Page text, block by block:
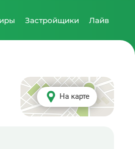
Застройщики Лайв
На карте